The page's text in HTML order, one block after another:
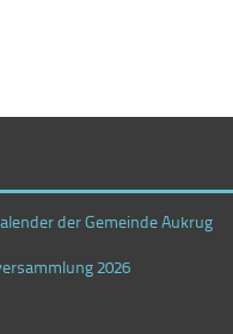
der Gemeinde Aukrug
2026